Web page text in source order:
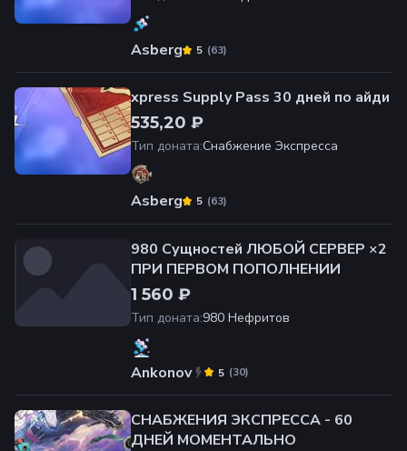
Asberg (63)
5
xpress Supply Pass 30 дней по айди
535,20 ₽
Тип доната:Снабжение Экспресса
Asberg (63)
5
980 Cущностей ЛЮБОЙ СЕРВЕР ×2
ПРИ ПЕРВОМ ПОПОЛНЕНИИ
1 560 ₽
Тип доната:980 Нефритов
Ankonov (30)
5
СНАБЖЕНИЯ ЭКСПРЕССА - 60
ДНЕЙ МОМЕНТАЛЬНО